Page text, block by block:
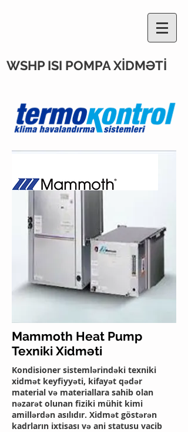
WSHP ISI POMPA XİDMƏTİ
Mammoth Heat Pump
Texniki Xidməti
Kondisioner sistemlərindəki texniki
xidmət keyfiyyəti, kifayət qədər
material və materiallara sahib olan
nəzarət olunan fiziki mühit kimi
amillərdən asılıdır. Xidmət göstərən
kadrların ixtisası və ani statusu vacib